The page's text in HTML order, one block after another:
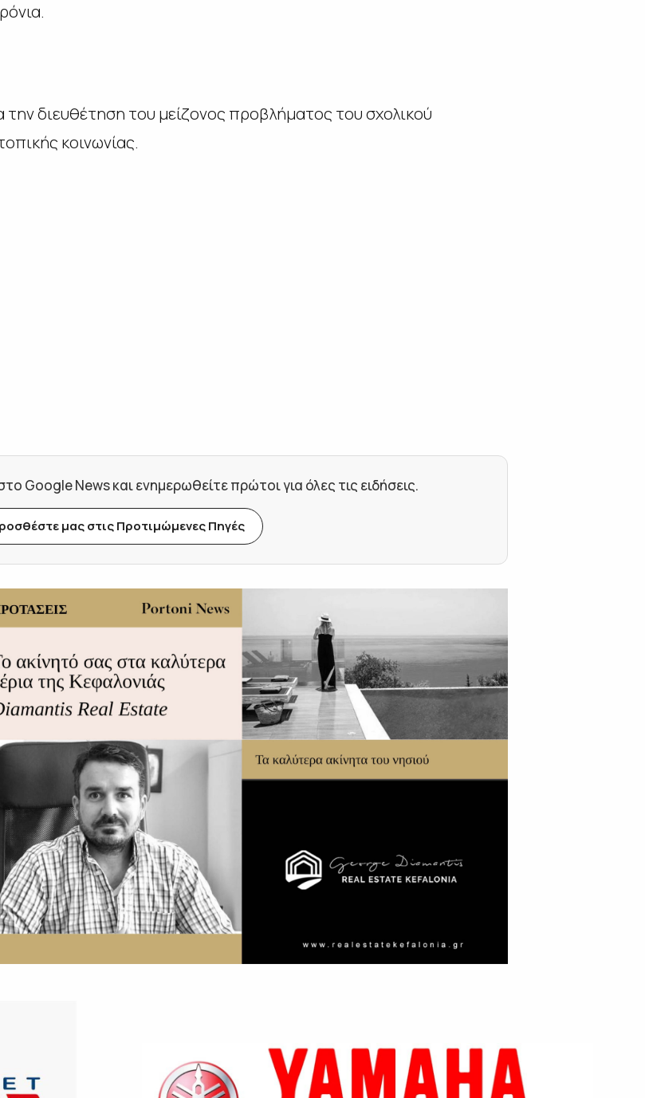
διευθέτηση του μείζονος προβλήματος του σχολικού
κοινωνίας.
Google News και ενημερωθείτε πρώτοι για όλες τις ειδήσεις.
μας στις Προτιμώμενες Πηγές